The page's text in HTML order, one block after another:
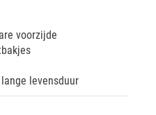
voorzijde
levensduur